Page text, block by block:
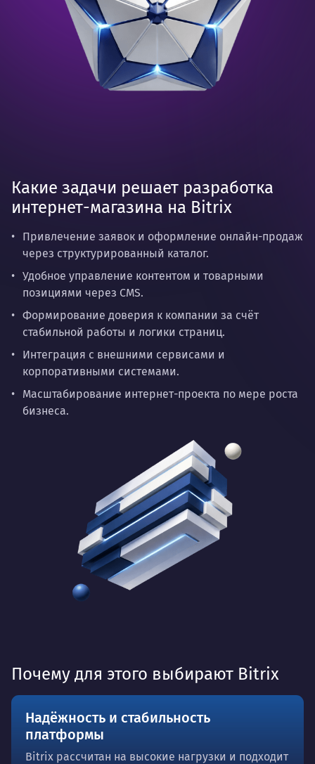
Какие задачи решает разработка
интернет-магазина на Bitrix
Привлечение заявок и оформление онлайн-продаж
через структурированный каталог.
Удобное управление контентом и товарными
позициями через CMS.
Формирование доверия к компании за счёт
стабильной работы и логики страниц.
Интеграция с внешними сервисами и
корпоративными системами.
Масштабирование интернет-проекта по мере роста
бизнеса.
Почему для этого выбирают Bitrix
Надёжность и стабильность
платформы
Bitrix рассчитан на высокие нагрузки и подходит